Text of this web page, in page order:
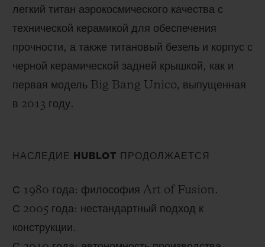
легкий титан аэрокосмического качества с
технической керамикой для обеспечения
прочности, а также титановый безель и корпус с
черной керамической задней крышкой, как и
первая модель Big Bang Unico, выпущенная
в 2013 году.
НАСЛЕДИЕ HUBLOT ПРОДОЛЖАЕТСЯ
С 1980 года: философия Art of Fusion.
С 2005 года: нестандартный подход к
конструкции.